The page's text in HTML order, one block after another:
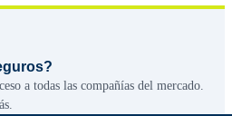
a todas las compañías del mercado.